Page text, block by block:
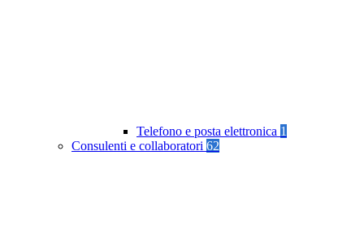
Telefono e posta elettronica 1
Consulenti e collaboratori 62